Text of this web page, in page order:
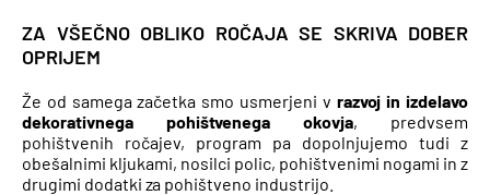
ZA VŠEČNO OBLIKO ROČAJA SE SKRIVA DOBER
OPRIJEM
Že od samega začetka smo usmerjeni v razvoj in izdelavo
dekorativnega pohištvenega okovja, predvsem
pohištvenih ročajev, program pa dopolnjujemo tudi z
obešalnimi kljukami, nosilci polic, pohištvenimi nogami in z
drugimi dodatki za pohištveno industrijo.